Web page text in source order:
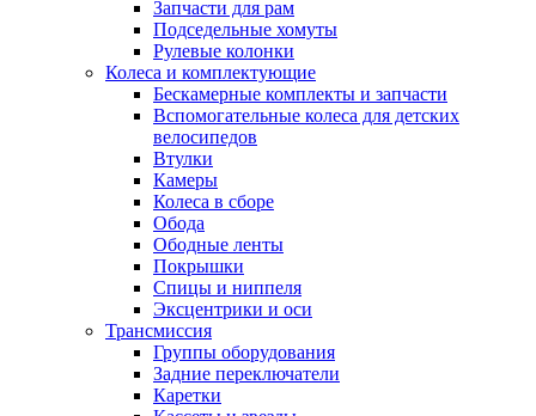
Запчасти для рам
Подседельные хомуты
Рулевые колонки
Колеса и комплектующие
Бескамерные комплекты и запчасти
Вспомогательные колеса для детских
велосипедов
Втулки
Камеры
Колеса в сборе
Обода
Ободные ленты
Покрышки
Спицы и ниппеля
Эксцентрики и оси
Трансмиссия
Группы оборудования
Задние переключатели
Каретки